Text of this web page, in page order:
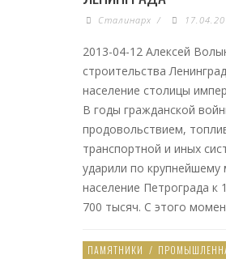
Сталинарх /
2013-04-12 Алексей
строительства
население столицы
В годы гражданской
продовольствием,
транспортной и иных
ударили по крупнейшему
население Петрограда к
700 тысяч. С этого
ПАМЯТНИКИ /